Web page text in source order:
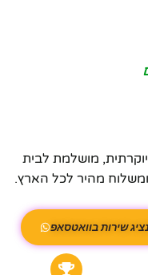
מושלמת לבית
ומשלוח מהיר לכל הארץ.
שירות בוואטסאפ